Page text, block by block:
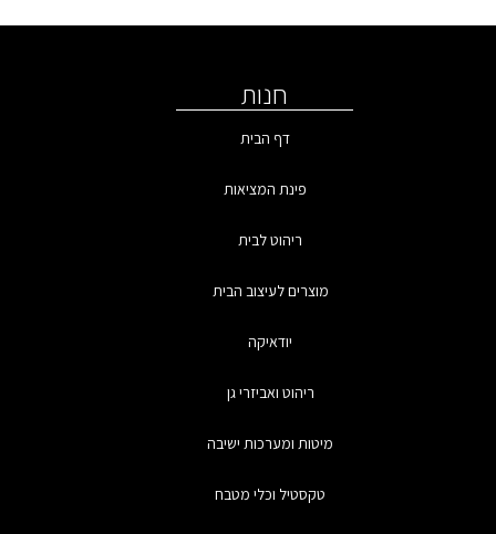
חנות
דף הבית
פינת המציאות
ריהוט לבית
מוצרים לעיצוב הבית
יודאיקה
ריהוט ואביזרי גן
מיטות ומערכות ישיבה
טקסטיל וכלי מטבח